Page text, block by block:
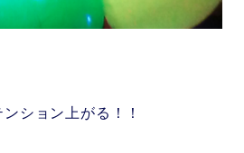
ション上がる！！